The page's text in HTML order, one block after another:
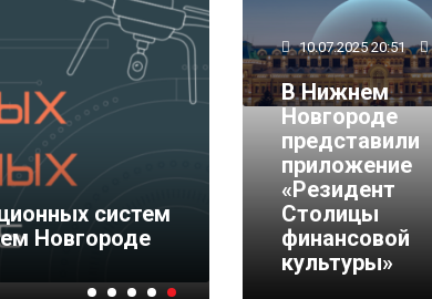
систем
Новгороде
10.07.2025 20:51
В Нижнем
Новгороде
представили
приложение
«Резидент
Столицы
финансовой
культуры»